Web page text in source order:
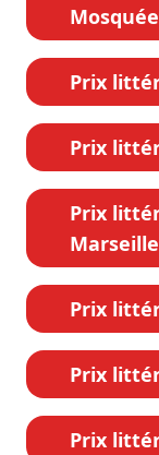
Prix
Prix
Prix
Marseille
Prix
Prix
Prix